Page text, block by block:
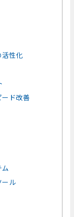
性化
ド改善
ール